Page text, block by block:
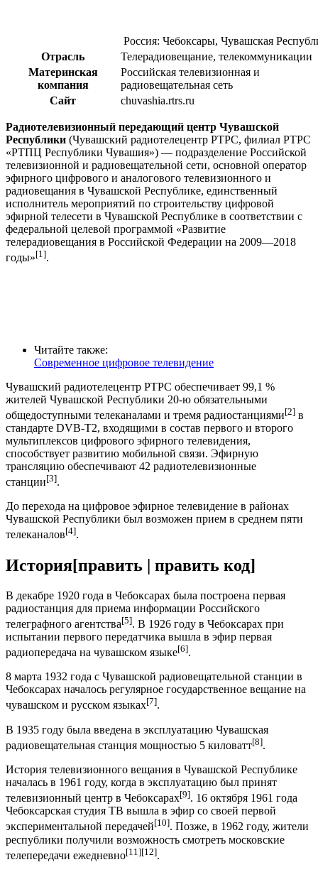
Россия: Чебоксары, Чувашская
Отрасль
Телерадиовещание, телекоммуникации
Материнская
компания
Российская телевизионная и
радиовещательная сеть
Сайт
chuvashia.rtrs.ru
Радиотелевизионный передающий центр Чувашской
Республики (Чувашский радиотелецентр РТРС, филиал РТРС
«РТПЦ Республики Чувашия») — подразделение Российской
телевизионной и радиовещательной сети, основной оператор
эфирного цифрового и аналогового телевизионного и
радиовещания в Чувашской Республике, единственный
исполнитель мероприятий по строительству цифровой
эфирной телесети в Чувашской Республике в соответствии с
федеральной целевой программой «Развитие
телерадиовещания в Российской Федерации на 2009—2018
годы»[1].
Читайте также:
Современное цифровое телевидение
Чувашский радиотелецентр РТРС обеспечивает 99,1 %
жителей Чувашской Республики 20-ю обязательными
общедоступными телеканалами и тремя радиостанциями[2] в
стандарте DVB-T2, входящими в состав первого и второго
мультиплексов цифрового эфирного телевидения,
способствует развитию мобильной связи. Эфирную
трансляцию обеспечивают 42 радиотелевизионные
станции[3].
До перехода на цифровое эфирное телевидение в районах
Чувашской Республики был возможен прием в среднем пяти
телеканалов[4].
История[править | править код]
В декабре 1920 года в Чебоксарах была построена первая
радиостанция для приема информации Российского
телеграфного агентства[5]. В 1926 году в Чебоксарах при
испытании первого передатчика вышла в эфир первая
радиопередача на чувашском языке[6].
8 марта 1932 года с Чувашской радиовещательной станции в
Чебоксарах началось регулярное государственное вещание на
чувашском и русском языках[7].
В 1935 году была введена в эксплуатацию Чувашская
радиовещательная станция мощностью 5 киловатт[8].
История телевизионного вещания в Чувашской Республике
началась в 1961 году, когда в эксплуатацию был принят
телевизионный центр в Чебоксарах[9]. 16 октября 1961 года
Чебоксарская студия ТВ вышла в эфир со своей первой
экспериментальной передачей[10]. Позже, в 1962 году, жители
республики получили возможность смотреть московские
телепередачи ежедневно[11][12].